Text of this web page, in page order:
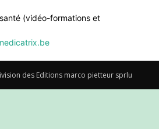
(vidéo-formations et
des Editions marco pietteur sprlu